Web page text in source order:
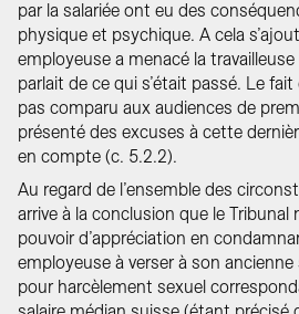
par la salariée ont eu des
physique et psychique. A cela
employeuse a menacé la
parlait de ce qui s’était passé. Le
pas comparu aux audiences de
présenté des excuses à cette
en compte (c. 5.2.2).
Au regard de l’ensemble des
arrive à la conclusion que le Tribunal
pouvoir d’appréciation en
employeuse à verser à son
pour harcèlement sexuel